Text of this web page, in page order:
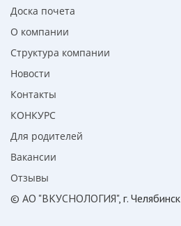
Доска почета
О компании
Структура компании
Новости
Контакты
КОНКУРС
Для родителей
Вакансии
Отзывы
© АО "ВКУСНОЛОГИЯ", г. Челябинск